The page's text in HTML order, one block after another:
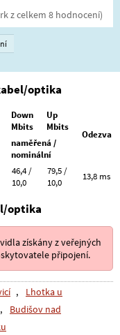
z celkem 8hodnocení)
optika
Down
Mbits
Up
Mbits
Odezva
naměřená /
nominální
46,4 /
10,0
79,5 /
10,0
13,8 ms
optika
získány z veřejných
připojení.
,
Lhotka u
,
Budišov nad